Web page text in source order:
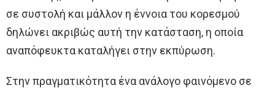
σε συστολή και μάλλον η έννοια του κορεσμού
δηλώνει ακριβώς αυτή την κατάσταση, η οποία
αναπόφευκτα καταλήγει στην εκπύρωση.
Στην πραγματικότητα ένα ανάλογο φαινόμενο σε